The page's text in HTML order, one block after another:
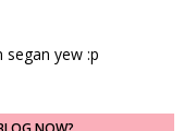
segan yew :p